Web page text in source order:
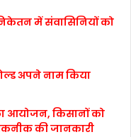
में संवासिनियों को
अपने नाम किया
आयोजन, किसानों को
की जानकारी